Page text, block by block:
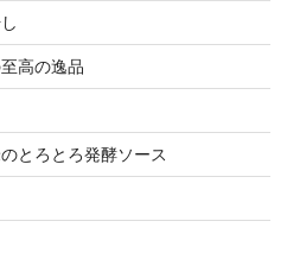
高の逸品
とろとろ発酵ソース